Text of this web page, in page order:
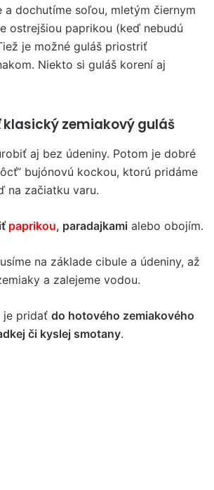
a dochutíme soľou, mletým čiernym
ostrejšiou paprikou (keď nebudú
je možné guláš priostriť
Niekto si guláš korení aj
klasický zemiakový guláš
aj bez údeniny. Potom je dobré
bujónovú kockou, ktorú pridáme
na začiatku varu.
paprikou, paradajkami alebo obojím.
na základe cibule a údeniny, až
a zalejeme vodou.
je pridať do hotového zemiakového
či kyslej smotany.